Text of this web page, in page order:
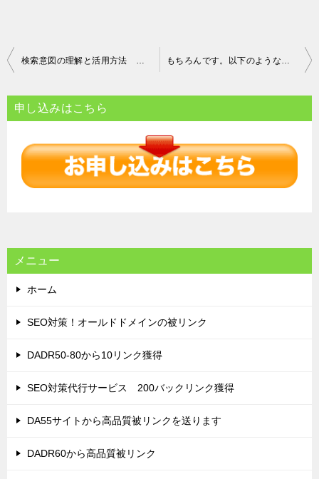
投
ナ
検索意図の理解と活用方法 情報収集から特定の答えを見つけるまで もちろんです。以下のようなタイトルはいかがでしょうか？ 「利便性の真髄 日常生活とテクノロジーがもたらす新しい快適さ」
申し込みはこちら
メニュー
ホーム
SEO対策！オールドドメインの被リンク
DADR50-80から10リンク獲得
SEO対策代行サービス 200バックリンク獲得
DA55サイトから高品質被リンクを送ります
DADR60から高品質被リンク